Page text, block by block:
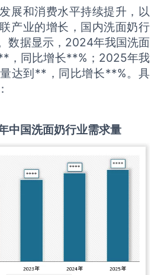
展和消费水平持续提升，以
产业的增长，国内洗面奶行
数据显示，2024年我国洗面
，同比增长**%；2025年我
达到**，同比增长**%。具
中国洗面奶行业需求量